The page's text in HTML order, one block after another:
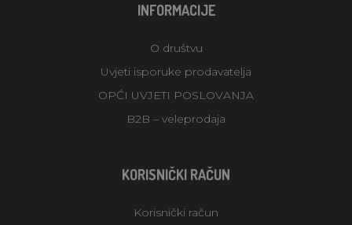
INFORMACIJE
O društvu
Uvjeti isporuke prodavatelja
OPĆI UVJETI POSLOVANJA
B2B – veleprodaja
KORISNIČKI RAČUN
Korisnički račun